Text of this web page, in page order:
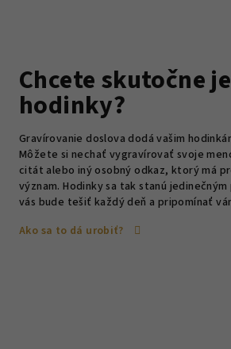
Chcete skutočne
hodinky?
Gravírovanie doslova dodá vašim
Môžete si nechať vygravírovať svoje
citát alebo iný osobný odkaz, ktorý má
význam. Hodinky sa tak stanú
vás bude tešiť každý deň a pripomínať
Ako sa to dá urobiť?